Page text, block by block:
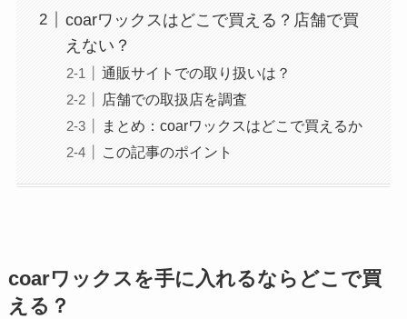
coarワックスはどこで買える？店舗で買
えない？
通販サイトでの取り扱いは？
店舗での取扱店を調査
まとめ：coarワックスはどこで買えるか
この記事のポイント
coarワックスを手に入れるならどこで買
える？